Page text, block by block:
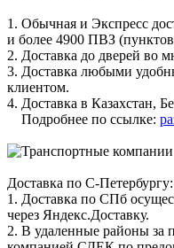
1. Обычная и Экспресс
и более 4900 ПВЗ (пунктов
2. Доставка до дверей во
3. Доставка любыми
клиентом.
4. Доставка в Казахстан,
Подробнее по ссылке:
Доставка по С-Петербургу:
1. Доставка по СПб
через Яндекс.Доставку.
2. В удаленные районы за